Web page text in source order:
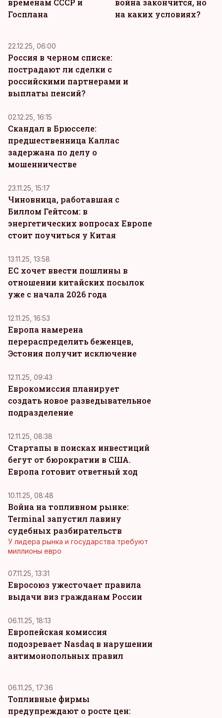
временам СССР и
Госплана
война закончится, но
на каких условиях?
22.12.25, 06:00
Россия в черном списке:
пострадают ли сделки с
российскими партнерами и
выплаты пенсий?
02.12.25, 16:15
Скандал в Брюсселе:
предшественница Каллас
задержана по делу о
мошенничестве
23.11.25, 15:17
Чиновница, работавшая с
Биллом Гейтсом: в
энергетических вопросах Европе
стоит поучиться у Китая
13.11.25, 13:58
ЕС хочет ввести пошлины в
отношении китайских посылок
уже с начала 2026 года
12.11.25, 16:53
Европа намерена
перераспределить беженцев,
Эстония получит исключение
12.11.25, 09:43
Еврокомиссия планирует
создать новое разведывательное
подразделение
12.11.25, 08:38
Стартапы в поисках инвестиций
бегут от бюрократии в США.
Европа готовит ответный ход
10.11.25, 08:48
Война на топливном рынке:
Terminal запустил лавину
судебных разбирательств
У лидера рынка и государства требуют
миллионы евро
07.11.25, 13:31
Евросоюз ужесточает правила
выдачи виз гражданам России
06.11.25, 18:13
Европейская комиссия
подозревает Nasdaq в нарушении
антимонопольных правил
06.11.25, 17:36
Топливные фирмы
предупреждают о росте цен: